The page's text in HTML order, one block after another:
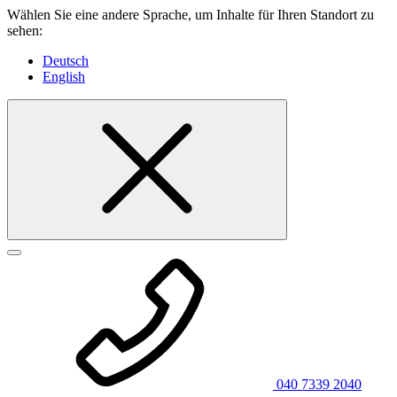
Wählen Sie eine andere Sprache, um Inhalte für Ihren Standort zu
sehen:
Deutsch
English
040 7339 2040